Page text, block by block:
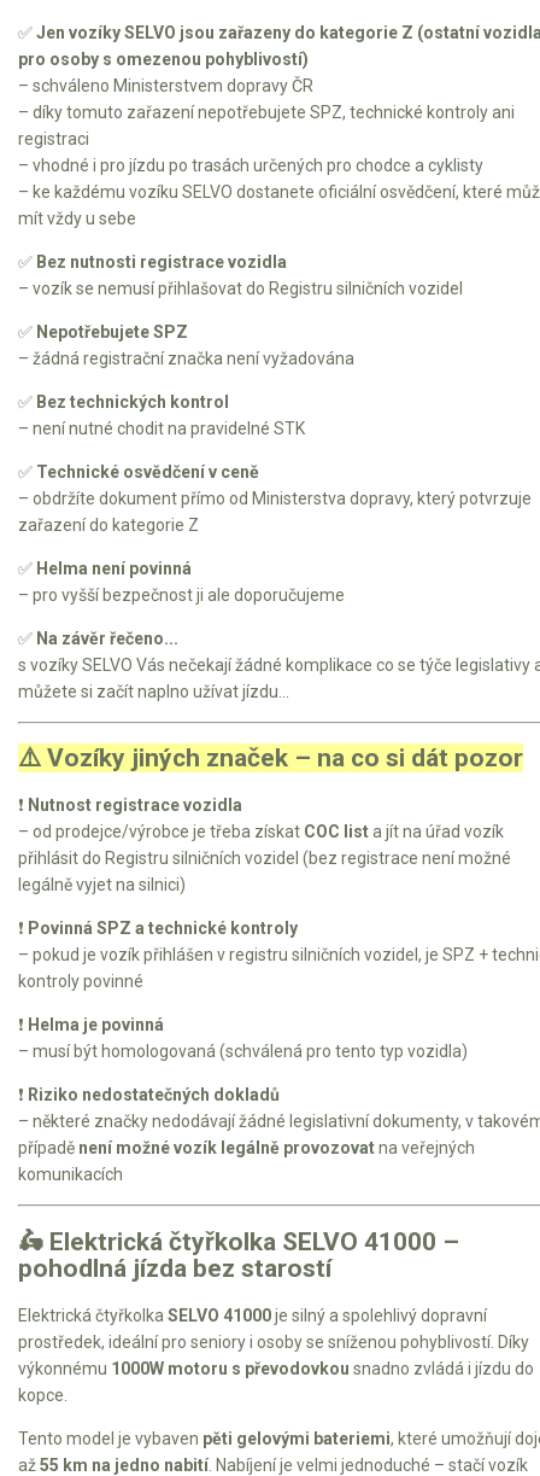
Elektrocentrály
Štěpkovače a drtiče
Elektrické skútry
Elektrické tříkolky
Elektrické tříkolky pro seniory
Elektrické tříkolky pracovní
Elektrické čtyřkolky
Náhradní díly
Náhradní díly pro motorové pily
Zahradní traktory
Řetězové pily
Náhradní díly pro křovinořezy
Náhradní díly pro sekačky
✅Jen vozíky SELVO jsou zařazeny do kategorie Z (ostatní
pro osoby s omezenou pohyblivostí)
– schváleno Ministerstvem dopravy ČR
– díky tomuto zařazení nepotřebujete SPZ, technické kontroly ani
registraci
– vhodné i pro jízdu po trasách určených pro chodce a cyklisty
– ke každému vozíku SELVO dostanete oficiální osvědčení, které
mít vždy u sebe
✅ Bez nutnosti registrace vozidla
– vozík se nemusí přihlašovat do Registru silničních vozidel
✅ Nepotřebujete SPZ
– žádná registrační značka není vyžadována
✅ Bez technických kontrol
– není nutné chodit na pravidelné STK
✅ Technické osvědčení v ceně
– obdržíte dokument přímo od Ministerstva dopravy, který potvrzuje
zařazení do kategorie Z
✅ Helma není povinná
– pro vyšší bezpečnost ji ale doporučujeme
✅ Na závěr řečeno...
s vozíky SELVO Vás nečekají žádné komplikace co se týče legislativy
můžete si začít naplno užívat jízdu...
⚠️ Vozíky jiných značek – na co si dát pozor
❗ Nutnost registrace vozidla
– od prodejce/výrobce je třeba získat COC lista jít na úřad vozík
přihlásit do Registru silničních vozidel (bez registrace není možné
legálně vyjet na silnici)
❗ Povinná SPZ a technické kontroly
– pokud je vozík přihlášen v registru silničních vozidel, je SPZ +
kontroly povinné
❗ Helma je povinná
– musí být homologovaná (schválená pro tento typ vozidla)
❗ Riziko nedostatečných dokladů
– některé značky nedodávají žádné legislativní dokumenty, v
případě není možné vozík legálně provozovatna veřejných
komunikacích
🛵 Elektrická čtyřkolka SELVO 41000 –
pohodlná jízda bez starostí
Elektrická čtyřkolkaSELVO 41000je silný a spolehlivý dopravní
prostředek, ideální pro seniory i osoby se sníženou pohyblivostí. Díky
výkonnému 1000W motoru s převodovkou snadno zvládá i jízdu do
kopce.
Tento model je vybaven pěti gelovými bateriemi, které umožňují
až55 km na jedno nabití. Nabíjení je velmi jednoduché – stačí vozík